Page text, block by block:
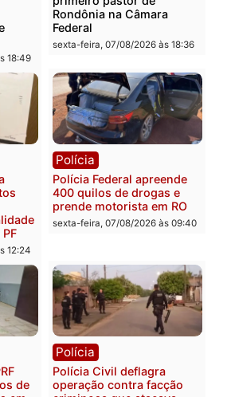
querer ler...
com
de
18:49
Política
Eleições 2026: Pastor
Evanildo pode ser o
Federal
sexta-feira, 07/08/2026 às